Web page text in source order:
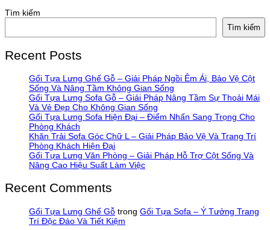
Tìm kiếm
Tìm kiếm
Recent Posts
Gối Tựa Lưng Ghế Gỗ – Giải Pháp Ngồi Êm Ái, Bảo Vệ Cột
Sống Và Nâng Tầm Không Gian Sống
Gối Tựa Lưng Sofa Gỗ – Giải Pháp Nâng Tầm Sự Thoải Mái
Và Vẻ Đẹp Cho Không Gian Sống
Gối Tựa Lưng Sofa Hiện Đại – Điểm Nhấn Sang Trọng Cho
Phòng Khách
Khăn Trải Sofa Góc Chữ L – Giải Pháp Bảo Vệ Và Trang Trí
Phòng Khách Hiện Đại
Gối Tựa Lưng Văn Phòng – Giải Pháp Hỗ Trợ Cột Sống Và
Nâng Cao Hiệu Suất Làm Việc
Recent Comments
Gối Tựa Lưng Ghế Gỗ trong Gối Tựa Sofa – Ý Tưởng Trang
Trí Độc Đáo Và Tiết Kiệm